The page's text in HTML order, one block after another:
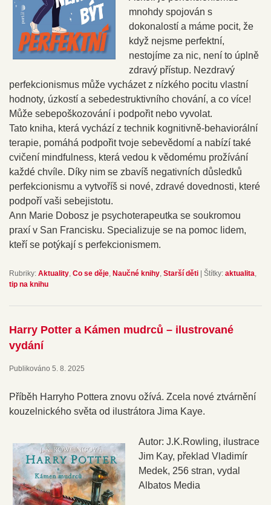
mnohdy spojován s
dokonalostí a máme pocit, že
když nejsme perfektní,
nestojíme za nic, není to úplně
zdravý přístup. Nezdravý
perfekcionismus může vycházet z nízkého pocitu vlastní
hodnoty, úzkostí a sebedestruktivního chování, a co více!
Může sebepoškozování i podpořit nebo vyvolat.
Tato kniha, která vychází z technik kognitivně-behaviorální
terapie, pomáhá podpořit tvoje sebevědomí a nabízí také
cvičení mindfulness, která vedou k vědomému prožívání
každé chvíle. Díky nim se zbavíš negativních důsledků
perfekcionismu a vytvoříš si nové, zdravé dovednosti, které
podpoří vaši sebejistotu.
Ann Marie Dobosz je psychoterapeutka se soukromou
praxí v San Francisku. Specializuje se na pomoc lidem,
kteří se potýkají s perfekcionismem.
Rubriky: Aktuality Co se děje Naučné knihy Starší děti | Štítky: aktualita
tip na knihu
Harry Potter a Kámen mudrců – ilustrované
vydání
Publikováno 5. 8. 2025
Příběh Harryho Pottera znovu ožívá. Zcela nové ztvárnění
kouzelnického světa od ilustrátora Jima Kaye.
Autor: J.K.Rowling, ilustrace
Jim Kay, překlad Vladimír
Medek, 256 stran, vydal
Albatos Media